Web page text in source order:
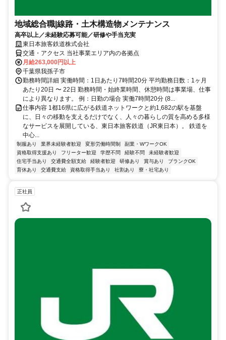
地域総合職|線路・土木構造物メンテナンス
高卒以上／未経験応募可能／研修や手当充実
東日本旅客鉄道株式会社
交通・アクセス 当社事業エリア内の各拠点
月給263,000円以上
千葉県我孫子市
勤務時間詳細 実働時間：1日あたり7時間20分 平均勤務日数：1ヶ月
あたり20日 〜 22日 勤務時間・始終業時間、休憩時間は事業場、仕事
により異なります。 例：日勤の場合 実働7時間20分 (8...
仕事内容 1都16県に広がる鉄道ネットワークと約1,682の駅を基盤
に、日々の移動を支えるだけでなく、人々の暮らしの質を高める多様
なサービスを展開している、東日本旅客鉄道（JR東日本）。 鉄道を
中心...
制服あり 業界未経験者歓迎 変形労働時間制
副業・WワークOK
資格取得支援あり
フリーター歓迎 学歴不問 経験不問
未経験者歓迎
住宅手当あり
交通費全額支給 経験者歓迎 研修あり 賞与あり
ブランクOK
育休あり
交通費支給 資格取得手当あり 社割あり 寮・社宅あり
正社員